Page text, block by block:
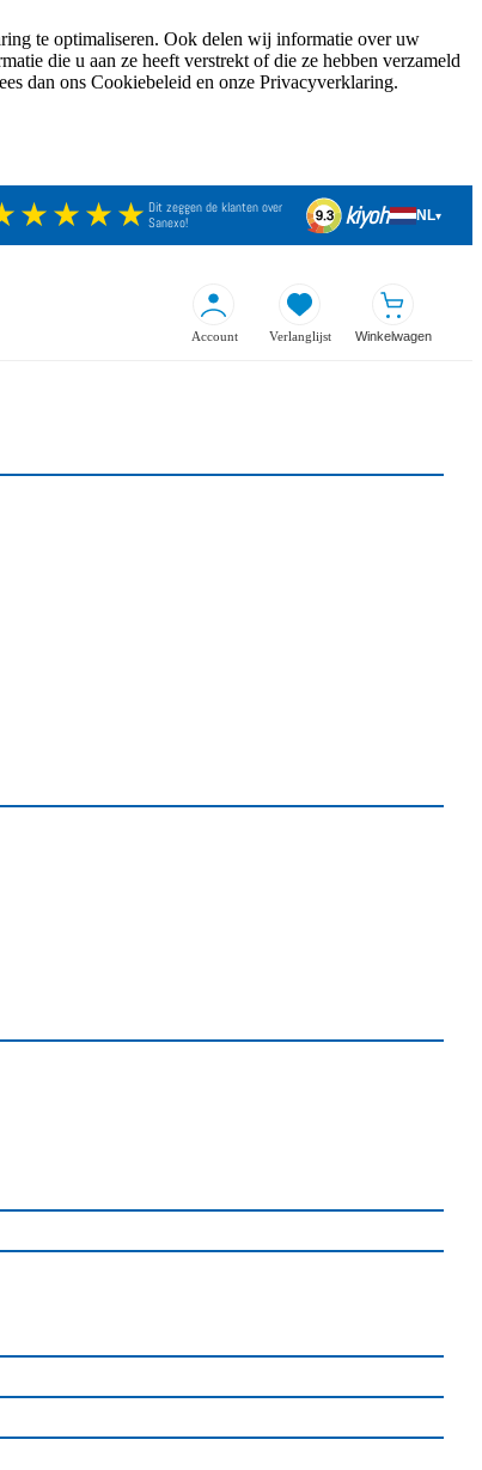
te optimaliseren. Ook delen wij informatie over uw
die u aan ze heeft verstrekt of die ze hebben verzameld
dan ons Cookiebeleid en onze Privacyverklaring.
Dit zeggen de klanten over
Sanexo!
9.3 kiyoh NL▾
Account Verlanglijst Winkelwagen